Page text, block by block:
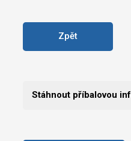
Zpět
Stáhnout příbalovou